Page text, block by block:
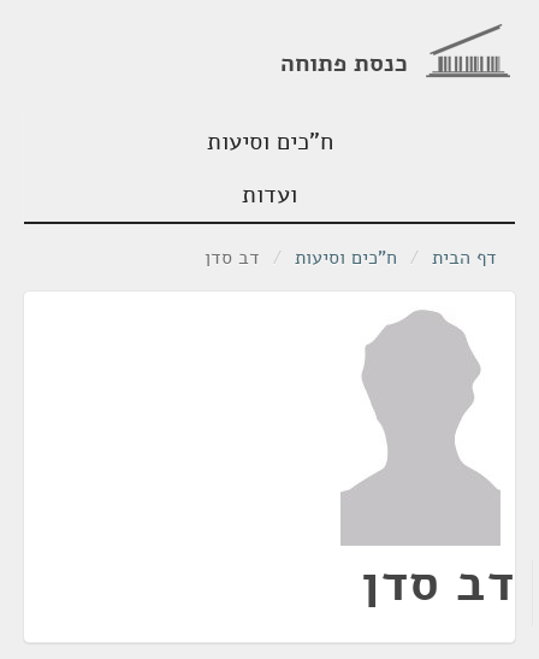
כנסת פתוחה
ח"כים וסיעות
ועדות
דף הבית / ח"כים וסיעות / דב סדן
דב סדן